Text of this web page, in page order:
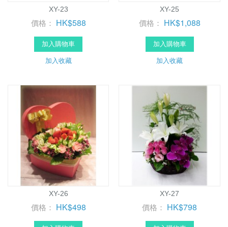
XY-23
價格： HK$588
加入購物車
加入收藏
XY-25
價格： HK$1,088
加入購物車
加入收藏
XY-26
價格： HK$498
XY-27
價格： HK$798